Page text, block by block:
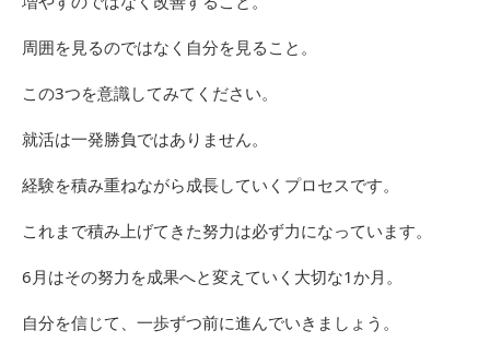
周囲を見るのではなく自分を見ること。
この3つを意識してみてください。
就活は一発勝負ではありません。
経験を積み重ねながら成長していくプロセスです。
これまで積み上げてきた努力は必ず力になっています。
6月はその努力を成果へと変えていく大切な1か月。
自分を信じて、一歩ずつ前に進んでいきましょう。